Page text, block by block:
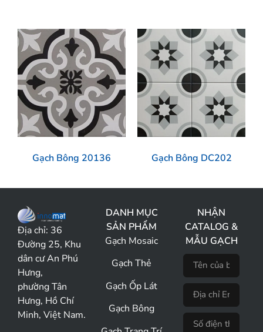
Gạch Bông 20136 Gạch Bông DC202
Địa chỉ: 36
Đường 25, Khu
dân cư An Phú
Hưng,
phường Tân
Hưng, Hồ Chí
Minh, Việt Nam.
DANH MỤC
SẢN PHẨM
Gạch Mosaic
Gạch Thẻ
Gạch Ốp Lát
Gạch Bông
NHẬN
CATALOG &
MẪU GẠCH